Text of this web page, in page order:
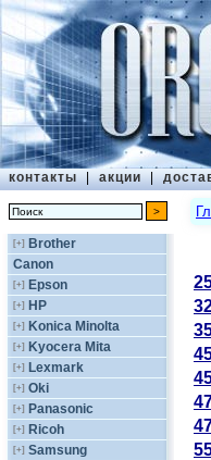
контакты | акции |
[+] Brother
Canon
[+] Epson
[+] HP
[+] Konica Minolta
[+] Kyocera Mita
[+] Lexmark
[+] Oki
[+] Panasonic
[+] Ricoh
[+] Samsung